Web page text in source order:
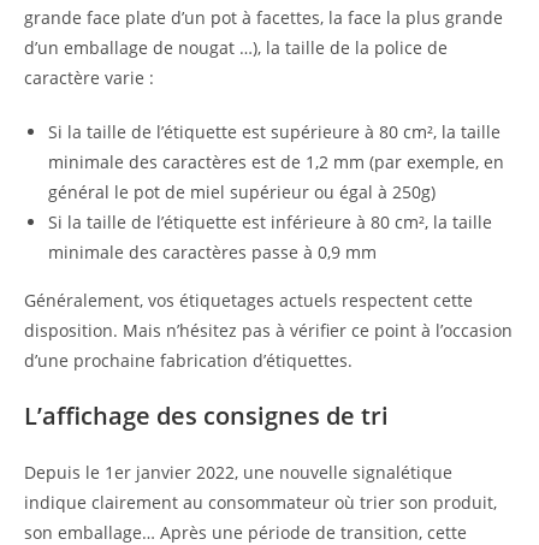
grande face plate d’un pot à facettes, la face la plus grande
d’un emballage de nougat …), la taille de la police de
caractère varie :
Si la taille de l’étiquette est supérieure à 80 cm², la taille
minimale des caractères est de 1,2 mm (par exemple, en
général le pot de miel supérieur ou égal à 250g)
Si la taille de l’étiquette est inférieure à 80 cm², la taille
minimale des caractères passe à 0,9 mm
Généralement, vos étiquetages actuels respectent cette
disposition. Mais n’hésitez pas à vérifier ce point à l’occasion
d’une prochaine fabrication d’étiquettes.
L’affichage des consignes de tri
Depuis le 1er janvier 2022, une nouvelle signalétique
indique clairement au consommateur où trier son produit,
son emballage… Après une période de transition, cette